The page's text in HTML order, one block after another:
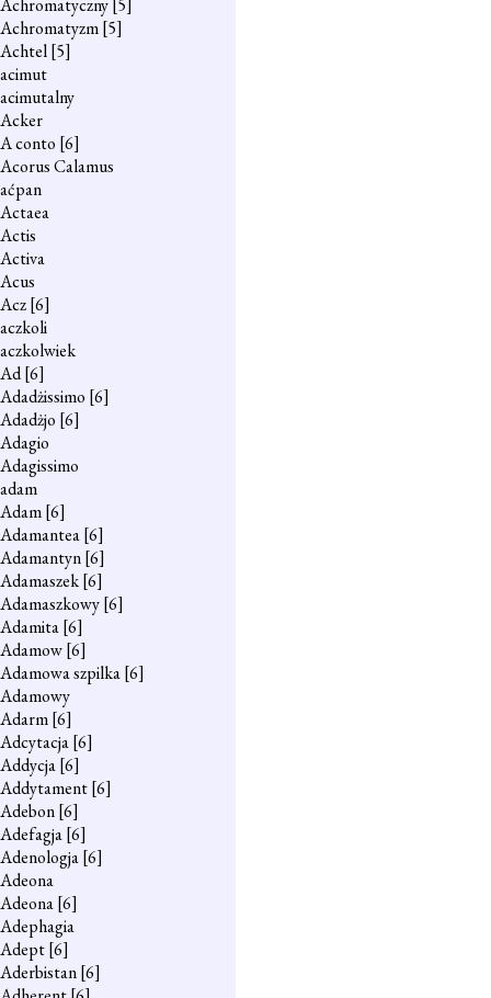
Achromatyczny[5]
Achromatyzm[5]
Achtel[5]
acimut
acimutalny
Acker
A conto [6]
Acorus Calamus
aćpan
Actaea
Actis
Activa
Acus
Acz[6]
aczkoli
aczkolwiek
Ad[6]
Adadżissimo [6]
Adadżjo [6]
Adagio
Adagissimo
adam
Adam[6]
Adamantea[6]
Adamantyn[6]
Adamaszek[6]
Adamaszkowy[6]
Adamita[6]
Adamow[6]
Adamowa szpilka[6]
Adamowy
Adarm[6]
Adcytacja[6]
Addycja[6]
Addytament[6]
Adebon[6]
Adefagja[6]
Adenologja[6]
Adeona
Adeona[6]
Adephagia
Adept[6]
Aderbistan[6]